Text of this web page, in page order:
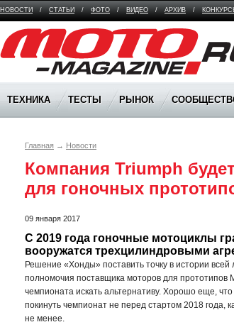
НОВОСТИ / СТАТЬИ / ФОТО / ВИДЕО / АРХИВ /
Moto Magazine
ТЕХНИКА ТЕСТЫ РЫНОК
Главная → Новости
Компания Triumph
для гоночных
09 января 2017
С 2019 года гоночные мотоциклы
вооружатся трехцилиндровыми
Решение «Хонды» поставить точку в истории
полномочия поставщика моторов для прототипов
чемпионата искать альтернативу. Хорошо еще,
покинуть чемпионат не перед стартом 2018 года,
не менее.